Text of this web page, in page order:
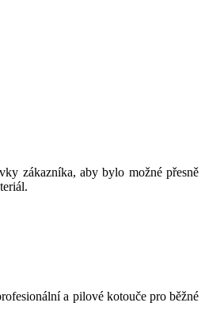
zákazníka, aby bylo možné přesně
a pilové kotouče pro běžné